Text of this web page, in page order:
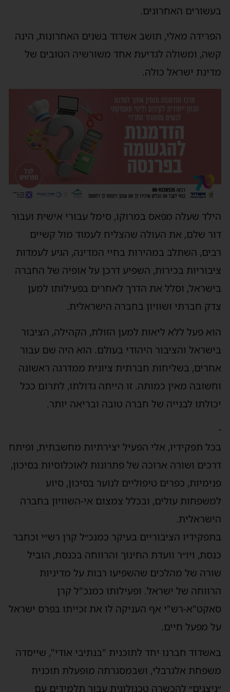
בעשורים האחרונים.
הפרידה מאלי, תושב אשדוד בשנים האחרונות, הינה
קשה, ומשולה לגדיעת אחד משורשיה הטובים של
מדינת ישראל כולה.
הילד שעלה מפאס במרוקו, סימל עבורי אישית ועבור
דור שלם, את העולה שהצליח לעמוד מול קשיים
רבים, השתלב במהירות בחיי המדינה, הגיע לעמדות
ציבוריות בכירות, השפיע דרכן על אופיה של החברה
בישראל, וסלל את הדרך לאחרים בפעילותו למען
צדק חברתי ושוויון בחברה הישראלית.
הוא פעל ללא ליאות למען הזולת, הקהילה, הציבור
בישראל והציבור היהודי בעולם. הוא היה שם עבור
אחרים, בשליחות חברתית ציונית ממדרגה ראשונה
וחשובה מאין כמותה. זו הייתה גדולתו, לתרום ככל
יכולתו לבנייה של חברה טובה ובריאה יותר.
-
בכל תפקידיו, אלי הפעיל יצירתיות מחשבתית, ופיתח
דרכים ושורה ארוכה של פתרונות לאוכלוסיות בסיכון,
פנימיות, כפרים טיפוליים לנוער בסיכון, סיוע
למשפחות עולים, ובכלל צמצום אי-השוויון בחברה
הישראלית.
בתפקידיו הציבוריים בעיקר כמנכ״ל קרן רש״י וכחבר
כנסת, ויו״ר וועדת החינוך והרווחה בכנסת, הוביל
שורה של מהלכים שהשפיעו רבות על מדיניות
הרווחה של ישראל. ופעילותו כמנכ"ל קרן
סאקט"א-רש"י אף העניקה לו את זכייתו בפרס ישראל
על מפעל חיים.
באשדוד חברנו יחד לתוכנית "בנתיבי אודי", שייסדה
משפחת אלגרבלי, ושבמסגרתה מופעלת תוכנית
״ניצנים״ להכשרה טכנולוגית עבור תלמידים עם